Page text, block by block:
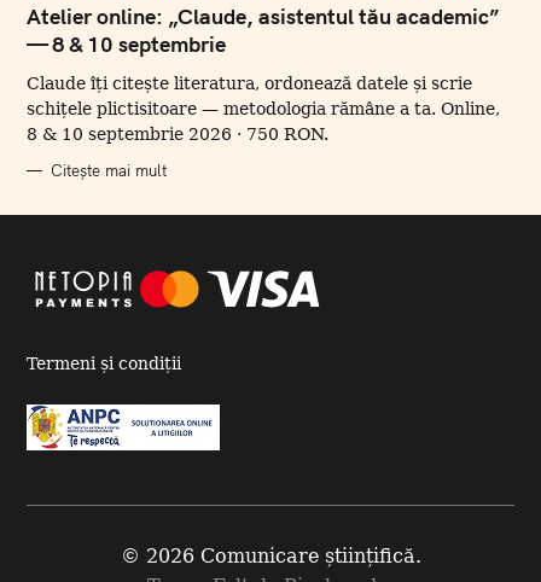
T
E
G
R
I
I
Atelier online: „Claude, asistentul tău academic”
— 8 & 10 septembrie
Claude îți citește literatura, ordonează datele și scrie
schițele plictisitoare — metodologia rămâne a ta. Online,
8 & 10 septembrie 2026 · 750 RON.
Citește mai mult
Termeni și condiții
© 2026 Comunicare științifică.